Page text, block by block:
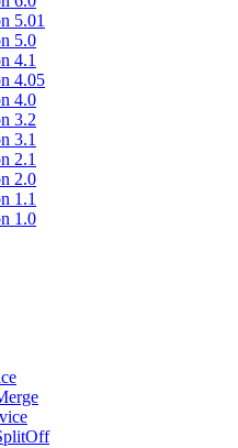
5.01
5.0
4.1
4.05
4.0
3.2
3.1
2.1
2.0
1.1
1.0